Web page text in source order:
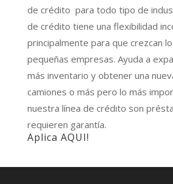
de crédito para todo tipo de
de crédito tiene una flexibilidad
principalmente para que crezcan
pequeñas empresas. Ayuda a
más inventario y obtener una
camiones o más pero lo más
nuestra línea de crédito son
requieren garantía.
Aplica AQUI!